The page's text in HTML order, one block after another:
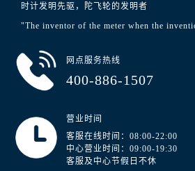
时计发明先驱，陀飞轮的发明者
"The inventor of the meter when the
网点服务热线
400-886-1507
营业时间
客服在线时间：08:00-22:00
中心营业时间：09:00-19:30
客服及中心节假日不休